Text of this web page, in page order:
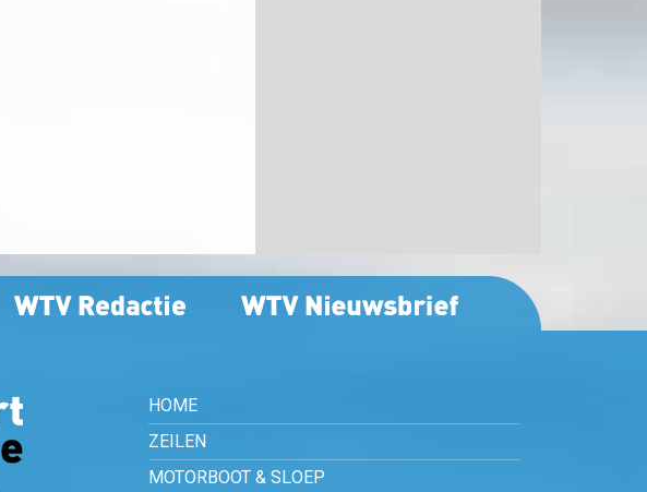
HOME
ZEILEN
MOTORBOOT & SLOEP